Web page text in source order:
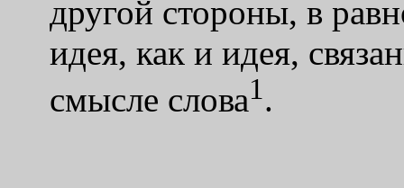
другой стороны, в
идея, как и идея,
смысле слова1.